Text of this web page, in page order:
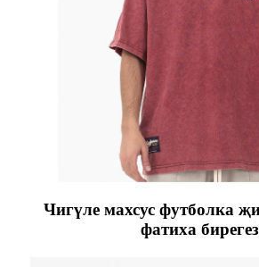
Чигүле махсус футболка
фатиха бирегез